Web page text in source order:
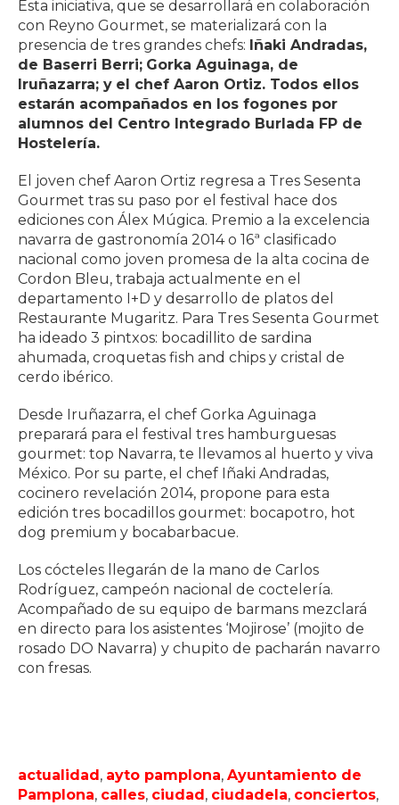
Esta iniciativa, que se desarrollará en colaboración
con Reyno Gourmet, se materializará con la
presencia de tres grandes chefs: Iñaki Andradas,
de Baserri Berri; Gorka Aguinaga, de
Iruñazarra; y el chef Aaron Ortiz. Todos ellos
estarán acompañados en los fogones por
alumnos del Centro Integrado Burlada FP de
Hostelería.
El joven chef Aaron Ortiz regresa a Tres Sesenta
Gourmet tras su paso por el festival hace dos
ediciones con Álex Múgica. Premio a la excelencia
navarra de gastronomía 2014 o 16ª clasificado
nacional como joven promesa de la alta cocina de
Cordon Bleu, trabaja actualmente en el
departamento I+D y desarrollo de platos del
Restaurante Mugaritz. Para Tres Sesenta Gourmet
ha ideado 3 pintxos: bocadillito de sardina
ahumada, croquetas fish and chips y cristal de
cerdo ibérico.
Desde Iruñazarra, el chef Gorka Aguinaga
preparará para el festival tres hamburguesas
gourmet: top Navarra, te llevamos al huerto y viva
México. Por su parte, el chef Iñaki Andradas,
cocinero revelación 2014, propone para esta
edición tres bocadillos gourmet: bocapotro, hot
dog premium y bocabarbacue.
Los cócteles llegarán de la mano de Carlos
Rodríguez, campeón nacional de coctelería.
Acompañado de su equipo de barmans mezclará
en directo para los asistentes ‘Mojirose’ (mojito de
rosado DO Navarra) y chupito de pacharán navarro
con fresas.
actualidad, ayto pamplona, Ayuntamiento de
Pamplona, calles, ciudad, ciudadela, conciertos,